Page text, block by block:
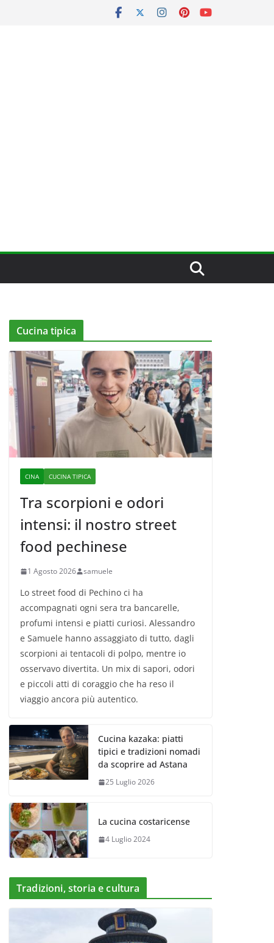
Cucina tipica
CINA CUCINA TIPICA
Tra scorpioni e odori
intensi: il nostro street
food pechinese
1 Agosto 2026 samuele
Lo street food di Pechino ci ha
accompagnati ogni sera tra bancarelle,
profumi intensi e piatti curiosi. Alessandro
e Samuele hanno assaggiato di tutto, dagli
scorpioni ai tentacoli di polpo, mentre io
osservavo divertita. Un mix di sapori, odori
e piccoli atti di coraggio che ha reso il
viaggio ancora più autentico.
Cucina kazaka: piatti
tipici e tradizioni nomadi
da scoprire ad Astana
25 Luglio 2026
La cucina costaricense
4 Luglio 2024
Tradizioni, storia e cultura